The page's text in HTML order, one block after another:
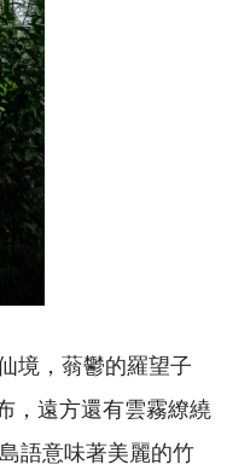
境，蓊鬱的羅望子
，遠方還有雲霧繚繞
語意味著美麗的竹